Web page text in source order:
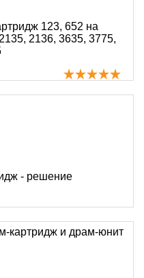
123, 652 на
2136, 3635, 3775,
- решение
картридж и драм-юнит